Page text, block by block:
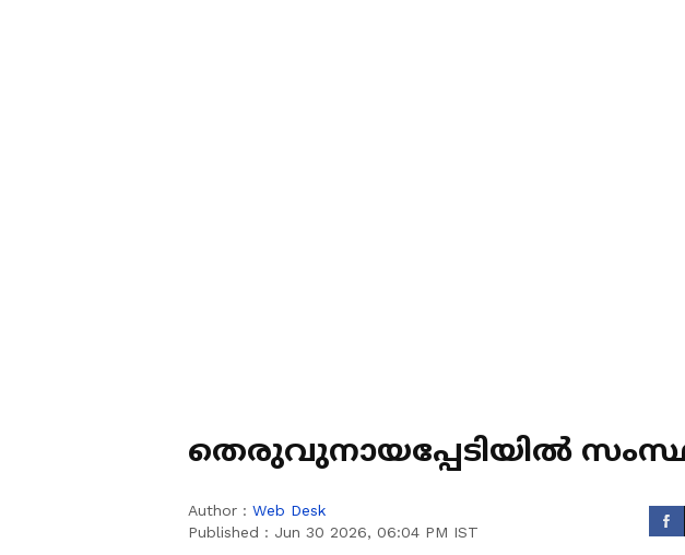
തെരുവുനായപ്പേടിയിൽ
Author : Web Desk
Published : Jun 30 2026, 06:04 PM IST